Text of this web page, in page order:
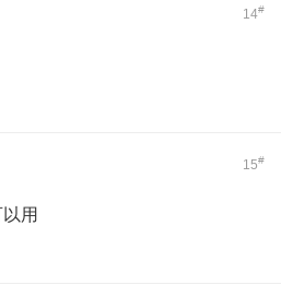
14#
15#
用